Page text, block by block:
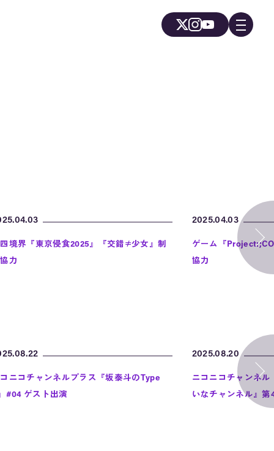
境界『東京侵食2025』『交錯≠少女』制
力
2025.04.03
ゲーム『
協力
ニコチャンネルプラス『坂泰斗のType
#04 ゲスト出演
2025.08.20
ニコニコチャンネ
いなチャンネル』第